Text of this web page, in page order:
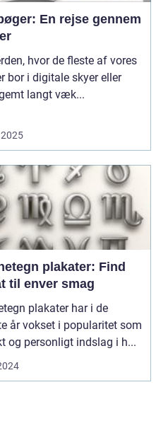
En rejse gennem
hvor de fleste af vores
bor i digitale skyer eller
langt væk...
plakater: Find
til enver smag
plakater har i de
år vokset i popularitet som
og personligt indslag i h...